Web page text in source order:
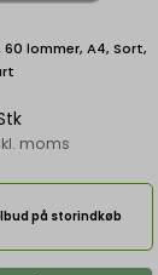
lommer, A4, Sort,
moms
på storindkøb